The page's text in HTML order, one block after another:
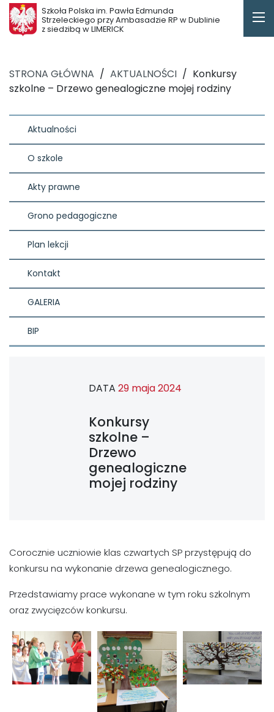
Szkoła Polska im. Pawła Edmunda
Strzeleckiego przy Ambasadzie RP w Dublinie
z siedzibą w LIMERICK
STRONA GŁÓWNA / AKTUALNOŚCI / Konkursy
szkolne – Drzewo genealogiczne mojej rodziny
Aktualności
O szkole
Akty prawne
Grono pedagogiczne
Plan lekcji
Kontakt
GALERIA
BIP
DATA 29 maja 2024
Konkursy
szkolne –
Drzewo
genealogiczne
mojej rodziny
Corocznie uczniowie klas czwartych SP przystępują do
konkursu na wykonanie drzewa genealogicznego.
Przedstawiamy prace wykonane w tym roku szkolnym
oraz zwycięzców konkursu.